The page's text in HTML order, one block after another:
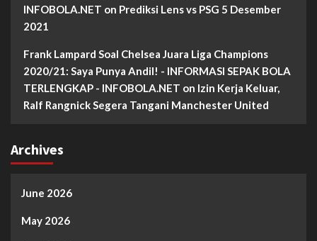
INFOBOLA.NET on Prediksi Lens vs PSG 5 Desember
2021
Frank Lampard Soal Chelsea Juara Liga Champions
2020/21: Saya Punya Andil! - INFORMASI SEPAK BOLA
TERLENGKAP - INFOBOLA.NET on Izin Kerja Keluar,
Ralf Rangnick Segera Tangani Manchester United
Archives
June 2026
May 2026